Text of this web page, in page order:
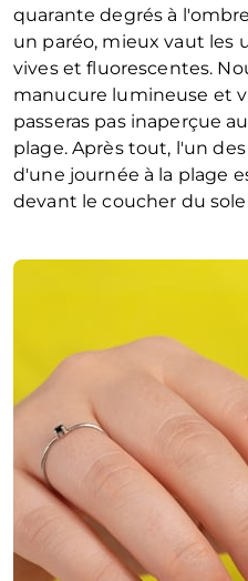
quarante degrés à
un paréo, mieux vaut les
vives et fluorescentes.
manucure lumineuse et
passeras pas inaperçue
plage. Après tout, l'un
d'une journée à la plage
devant le coucher du